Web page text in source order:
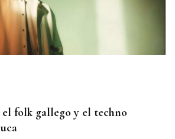
folk gallego y el techno